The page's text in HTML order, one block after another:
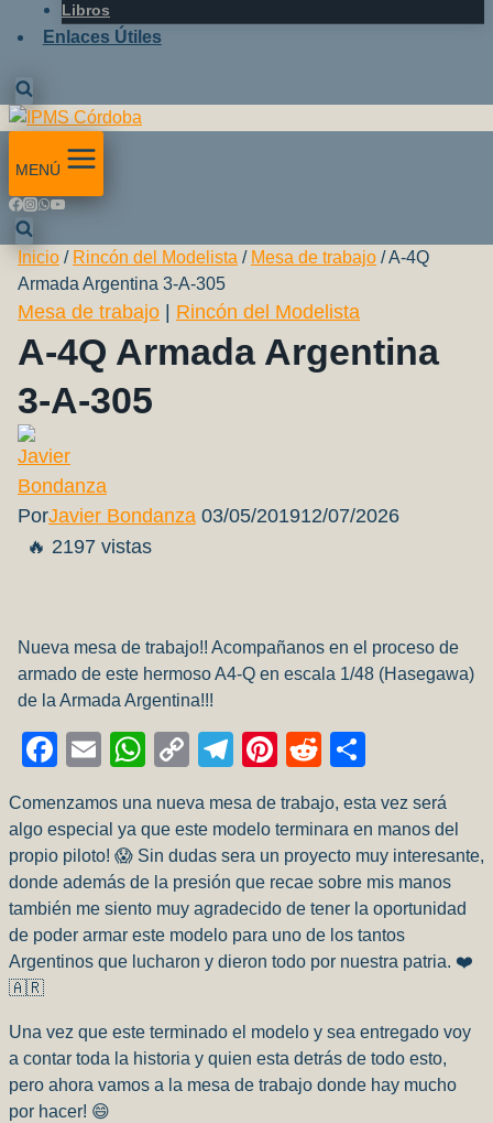
Libros
Enlaces Útiles
MENÚ
Inicio / Rincón del Modelista / Mesa de trabajo /A-4Q
Armada Argentina 3-A-305
Mesa de trabajo Rincón del Modelista
A-4Q Armada Argentina
3-A-305
PorJavier Bondanza 03/05/201912/07/2026
🔥 2197 vistas
Nueva mesa de trabajo!! Acompañanos en el proceso de
armado de este hermoso A4-Q en escala 1/48 (Hasegawa)
de la Armada Argentina!!!
Facebook
EmailWhatsApp
CopyTelegram
Pinterest
Reddit
Comenzamos una nueva mesa de trabajo, esta vez será
algo especial ya que este modelo terminara en manos del
propio piloto! 😱 Sin dudas sera un proyecto muy interesante,
donde además de la presión que recae sobre mis manos
también me siento muy agradecido de tener la oportunidad
de poder armar este modelo para uno de los tantos
Argentinos que lucharon y dieron todo por nuestra patria. ❤️
🇦🇷
Una vez que este terminado el modelo y sea entregado voy
a contar toda la historia y quien esta detrás de todo esto,
pero ahora vamos a la mesa de trabajo donde hay mucho
por hacer! 😄